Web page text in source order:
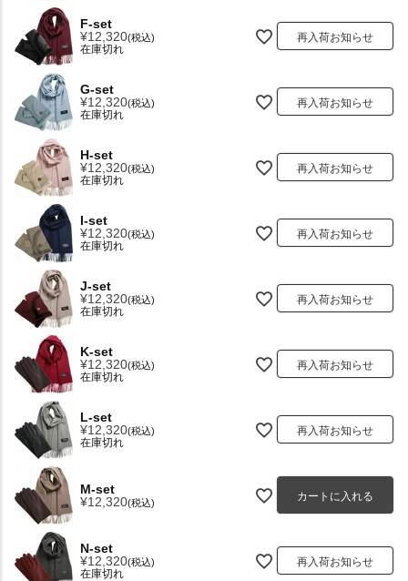
F-set
¥12,320 税込
在庫切れ
再入荷お知らせ
G-set
¥12,320 税込
在庫切れ
再入荷お知らせ
H-set
¥12,320 税込
在庫切れ
再入荷お知らせ
I-set
¥12,320 税込
在庫切れ
再入荷お知らせ
J-set
¥12,320 税込
在庫切れ
再入荷お知らせ
K-set
¥12,320 税込
在庫切れ
再入荷お知らせ
L-set
¥12,320 税込
在庫切れ
再入荷お知らせ
M-set
¥12,320 税込 カートに入れる
N-set
¥12,320 税込
在庫切れ
再入荷お知らせ